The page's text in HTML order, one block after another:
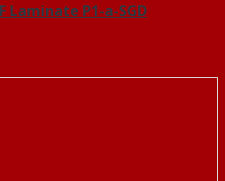
Laminate P1-a-SGD